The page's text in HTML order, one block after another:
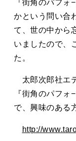
『街角のパフ
かという問い合
て、世の中から
いましたので、
た。
太郎次郎社エ
『街角のパフ
で、興味のある
http://